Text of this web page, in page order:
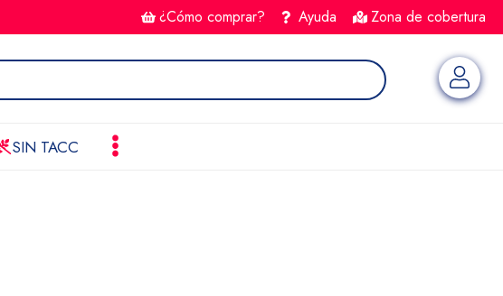
¿Cómo comprar? Ayuda Zona de cobertura
SIN TACC